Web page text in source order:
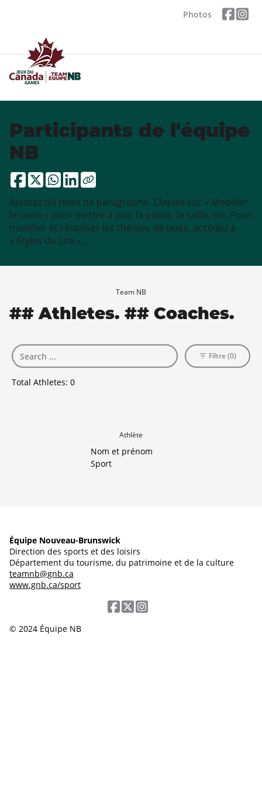
Photos
Participants de l'équipe
NB
Ajoutez du texte de paragraphe. Cliquez sur « Modifier
le texte » pour mettre à jour la police, la taille, etc. Pour
modifier et réutiliser les thèmes de texte, accédez à
« Styles du site ».
Team NB
## Athletes. ## Coaches.
Total Athletes: 0
Filtre (0)
Athlète
Nom et prénom
Sport
Équipe Nouveau-Brunswick
Direction des sports et des loisirs
Département du tourisme, du patrimoine et de la culture
teamnb@gnb.ca
www.gnb.ca/sport
© 2024 Équipe NB